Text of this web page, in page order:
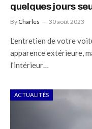
quelques jours
By Charles 30 août 2023
L’entretien de votre
apparence extérieure,
l’intérieur…
ACTUALITÉS